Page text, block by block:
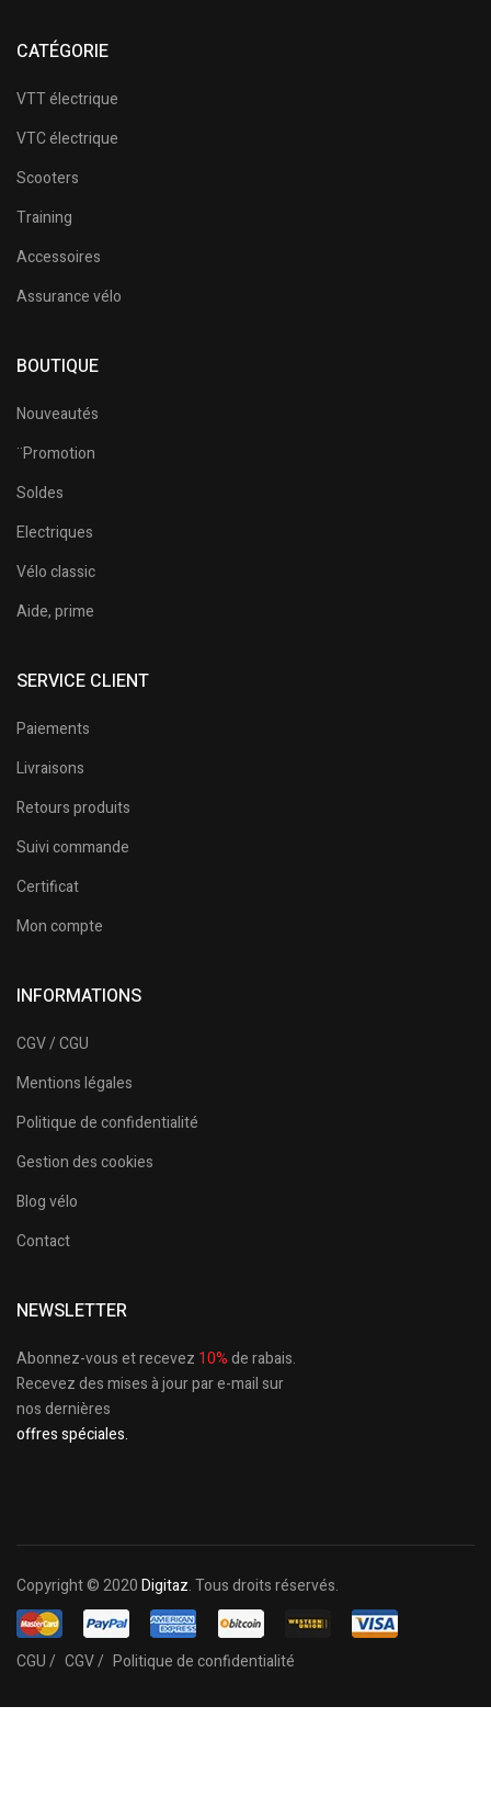
CATÉGORIE
VTT électrique
VTC électrique
Scooters
Training
Accessoires
Assurance vélo
BOUTIQUE
Nouveautés
¨Promotion
Soldes
Electriques
Vélo classic
Aide, prime
SERVICE CLIENT
Paiements
Livraisons
Retours produits
Suivi commande
Certificat
Mon compte
INFORMATIONS
CGV / CGU
Mentions légales
Politique de confidentialité
Gestion des cookies
Blog vélo
Contact
NEWSLETTER
Abonnez-vous et recevez 10%de rabais.
Recevez des mises à jour par e-mail sur
nos dernières
offres spéciales.
Copyright © 2020Digitaz. Tous droits réservés.
CGU / CGV / Politique de confidentialité